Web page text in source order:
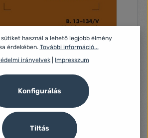
fekvő "Készpénzigénylés
sütiket használ a lehető legjobb élmény
érdekében. További információ...
irányelvek
Impresszum
Tiltás
Konfigurálás